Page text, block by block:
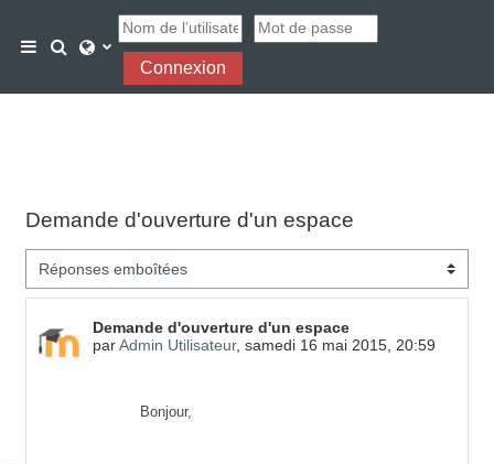
Panneau latéral
Activer/désactiver la saisie de recherche
Connexion
Demande d'ouverture d'un espace
Type d’affichage
Demande d'ouverture d'un espace
parAdmin Utilisateur, samedi 16 mai 2015, 20:59
Nombre de réponses : 0
Bonjour,